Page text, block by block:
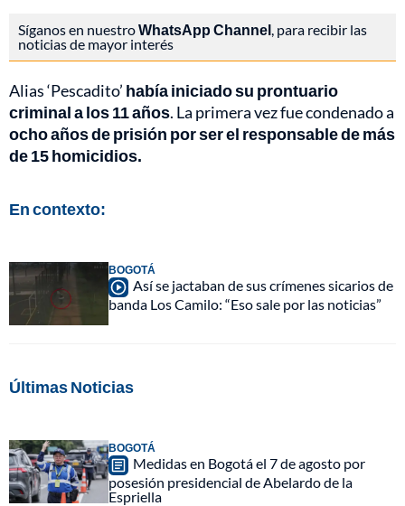
Síganos en nuestroWhatsApp Channel , para recibir las
noticias de mayor interés
Alias ‘Pescadito’ había iniciado su prontuario
criminal a los 11 años. La primera vez fue condenado a
ocho años de prisión por ser el responsable de más
de 15 homicidios.
En contexto:
BOGOTÁ
Así se jactaban de sus crímenes sicarios de
banda Los Camilo: “Eso sale por las noticias”
Últimas Noticias
BOGOTÁ
Medidas en Bogotá el 7 de agosto por
posesión presidencial de Abelardo de la
Espriella